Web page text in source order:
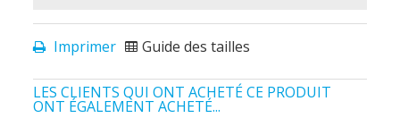
Imprimer Guide des tailles
LES CLIENTS QUI ONT ACHETÉ CE PRODUIT
ONT ÉGALEMENT ACHETÉ...